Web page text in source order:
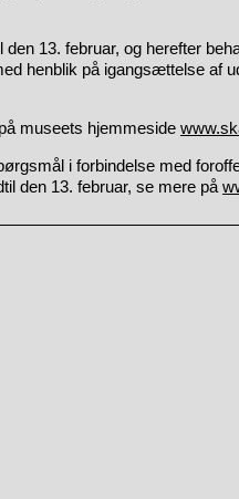
13. februar, og herefter
henblik på igangsættelse af
museets hjemmeside
i forbindelse med
den 13. februar, se mere på